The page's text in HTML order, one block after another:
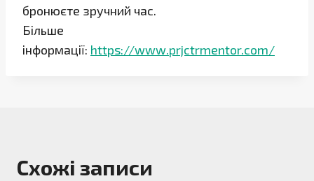
бронюєте зручний час.
Більше
інформації: https://www.prjctrmentor.com/
Схожі записи